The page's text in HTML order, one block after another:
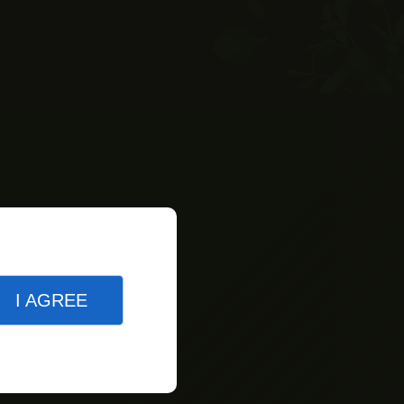
I AGREE